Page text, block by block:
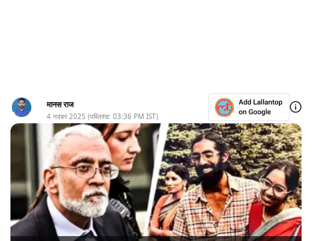
मानस राज
4 नवंबर 2025 (पब्लिश्ड: 03:36 PM IST)